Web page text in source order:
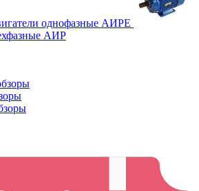
однофазные АИРЕ
АИР